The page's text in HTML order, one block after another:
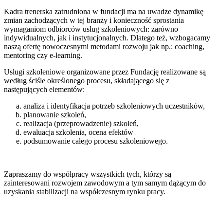
Kadra trenerska zatrudniona w fundacji ma na uwadze dynamikę
zmian zachodzących w tej branży i konieczność sprostania
wymaganiom odbiorców usług szkoleniowych: zarówno
indywidualnych, jak i instytucjonalnych. Dlatego też, wzbogacamy
naszą ofertę nowoczesnymi metodami rozwoju jak np.: coaching,
mentoring czy e-learning.
Usługi szkoleniowe organizowane przez Fundację realizowane są
według ściśle określonego procesu, składającego się z
następujących elementów:
analiza i identyfikacja potrzeb szkoleniowych uczestników,
planowanie szkoleń,
realizacja (przeprowadzenie) szkoleń,
ewaluacja szkolenia, ocena efektów
podsumowanie całego procesu szkoleniowego.
Zapraszamy do współpracy wszystkich tych, którzy są
zainteresowani rozwojem zawodowym a tym samym dążącym do
uzyskania stabilizacji na współczesnym rynku pracy.